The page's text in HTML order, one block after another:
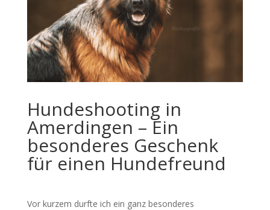
Hundeshooting in
Amerdingen – Ein
besonderes Geschenk
für einen Hundefreund
Vor kurzem durfte ich ein ganz besonderes